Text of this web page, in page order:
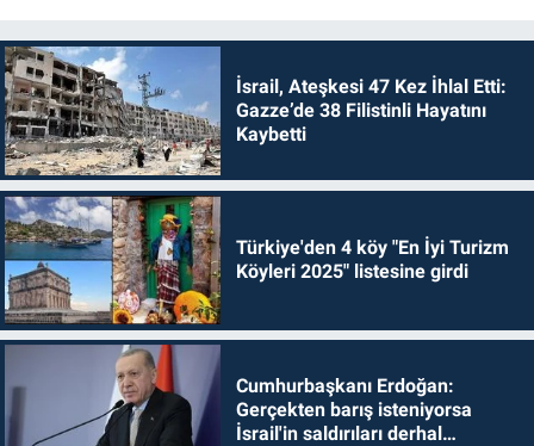
İsrail, Ateşkesi 47 Kez İhlal Etti:
Gazze’de 38 Filistinli Hayatını
Kaybetti
Türkiye'den 4 köy "En İyi Turizm
Köyleri 2025" listesine girdi
Cumhurbaşkanı Erdoğan:
Gerçekten barış isteniyorsa
İsrail'in saldırıları derhal